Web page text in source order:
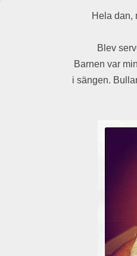
Hela dan,
Blev
Barnen var
i sängen.